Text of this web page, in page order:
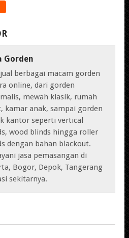
Gorden
berbagai macam gorden
online, dari gorden
mewah klasik, rumah
kamar anak, sampai gorden
kantor seperti vertical
wood blinds hingga roller
dengan bahan blackout.
jasa pemasangan di
Bogor, Depok, Tangerang
sekitarnya.